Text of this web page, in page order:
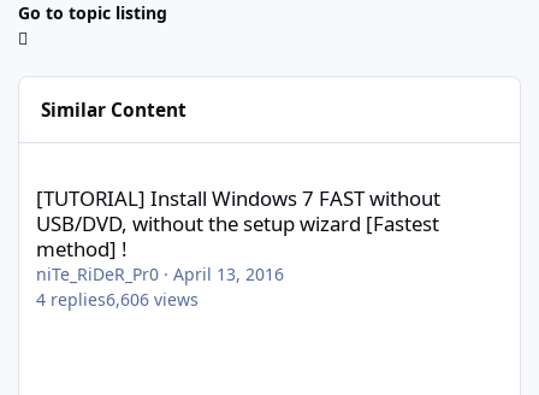
Go to topic listing
Similar Content
[TUTORIAL] Install Windows 7 FAST without
USB/DVD, without the setup wizard [Fastest
method] !
niTe_RiDeR_Pr0 · April 13, 2016
4 replies6,606 views